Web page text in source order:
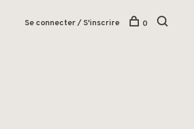
Se connecter / S'inscrire 0